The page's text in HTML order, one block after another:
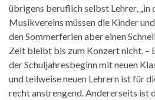
übrigens beruflich selbst Lehrer, „in
Musikvereins müssen die Kinder
den Sommerferien aber einen
Zeit bleibt bis zum Konzert nicht. –
der Schuljahresbeginn mit neuen
und teilweise neuen Lehrern ist für
recht anstrengend. Andererseits ist